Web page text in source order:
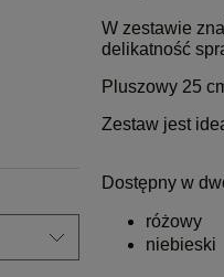
W zestawie
delikatność
Pluszowy 25
Zestaw jest
Dostępny w
różowy
niebieski